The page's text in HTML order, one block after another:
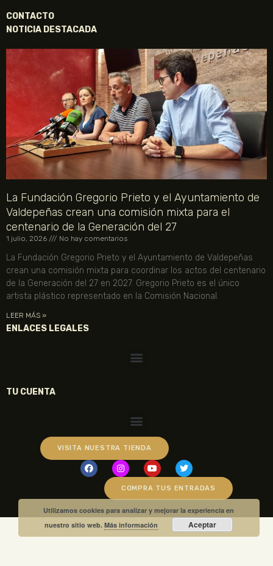
CONTACTO
NOTICIA DESTACADA
La Fundación Gregorio Prieto y el Ayuntamiento de
Valdepeñas crean una comisión mixta para el
centenario de la Generación del 27
1 julio, 2026 No hay comentarios
La Fundación Gregorio Prieto y el Ayuntamiento de Valdepeñas
crean una comisión mixta para coordinar los actos del centenario
de la Generación del 27 en 2027. Gregorio Prieto es el único
artista plástico representado en la Comisión Nacional.
LEER MÁS »
ENLACES LEGALES
TU CUENTA
VISITA NUESTRA TIENDA
COMPRA TUS ENTRADAS
Utilizamos cookies para analizar y mejorar la experiencia en
nuestro sitio web.Más información Aceptar